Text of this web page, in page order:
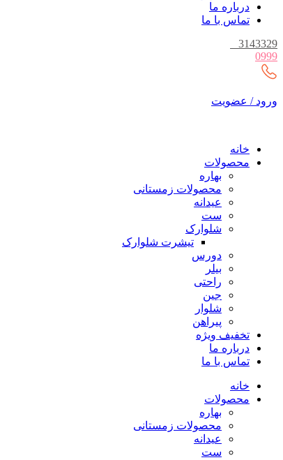
درباره ما
تماس با ما
3143329
0999
ورود / عضویت
خانه
محصولات
بهاره
محصولات زمستانی
عیدانه
ست
شلوارک
تیشرت شلوارک
دورس
بیلر
راحتی
جین
شلوار
پیراهن
تخفیف ویژه
درباره ما
تماس با ما
خانه
محصولات
بهاره
محصولات زمستانی
عیدانه
ست